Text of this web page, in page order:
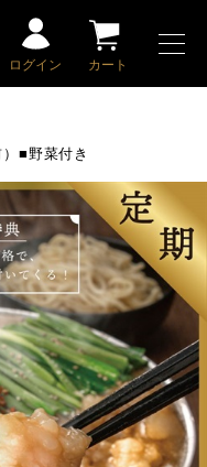
ログイン カート
■野菜付き